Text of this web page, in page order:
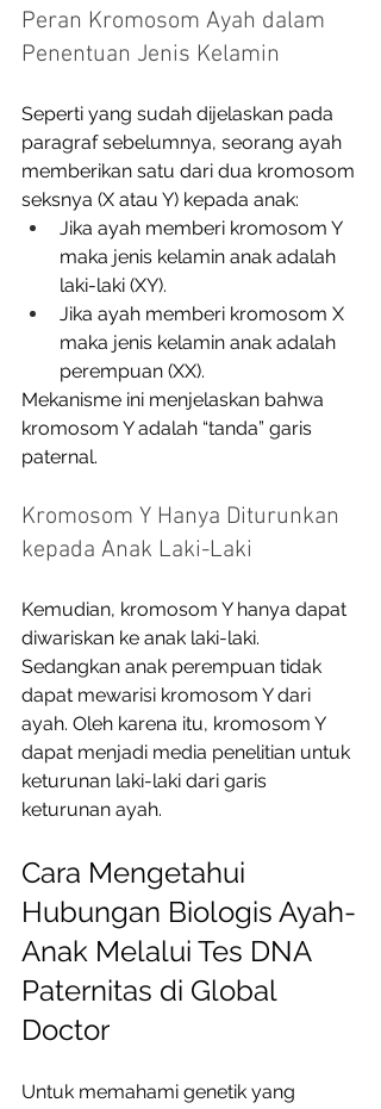
Peran Kromosom Ayah dalam
Penentuan Jenis Kelamin
Seperti yang sudah dijelaskan pada
paragraf sebelumnya, seorang ayah
memberikan satu dari dua kromosom
seksnya (X atau Y) kepada anak:
Jika ayah memberi kromosom Y
maka jenis kelamin anak adalah
laki-laki (XY).
Jika ayah memberi kromosom X
maka jenis kelamin anak adalah
perempuan (XX).
Mekanisme ini menjelaskan bahwa
kromosom Y adalah “tanda” garis
paternal.
Kromosom Y Hanya Diturunkan
kepada Anak Laki-Laki
Kemudian, kromosom Y hanya dapat
diwariskan ke anak laki-laki.
Sedangkan anak perempuan tidak
dapat mewarisi kromosom Y dari
ayah. Oleh karena itu, kromosom Y
dapat menjadi media penelitian untuk
keturunan laki-laki dari garis
keturunan ayah.
Cara Mengetahui
Hubungan Biologis Ayah-
Anak Melalui Tes DNA
Paternitas di Global
Doctor
Untuk memahami genetik yang